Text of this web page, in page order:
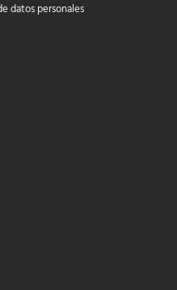
datos personales